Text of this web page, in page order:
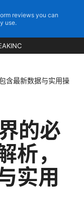
reviews you can
use.
含最新数据与实用操
的必
析，
实用